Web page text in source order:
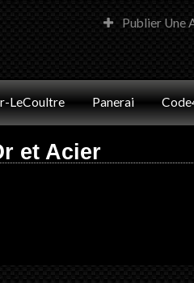
Blog
Publier Une
LeCoultre Panerai
et Acier